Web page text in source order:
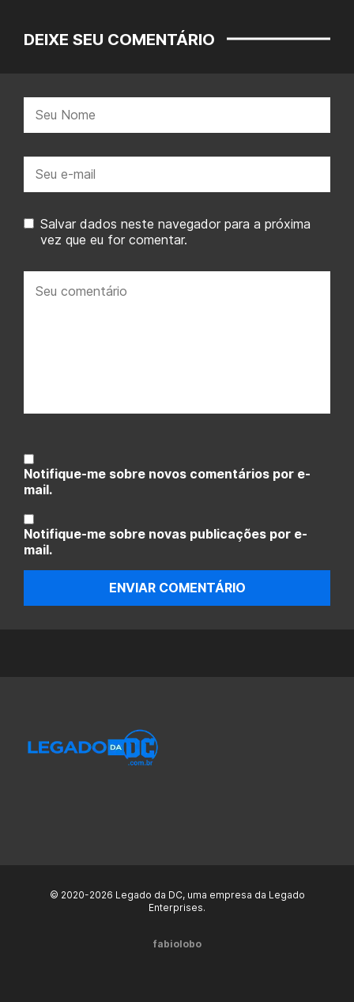
DEIXE SEU COMENTÁRIO
mail:
Salvar dados neste navegador para a próxima
vez que eu for comentar.
comentário:
Notifique-me sobre novos comentários por e-
mail.
Notifique-me sobre novas publicações por e-
mail.
ENVIAR COMENTÁRIO
© 2020-2026 Legado da DC, uma empresa da Legado
Enterprises.
fabiolobo